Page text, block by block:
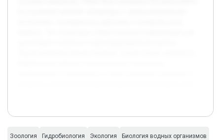
Зоология Гидробиология Экология Биология водных организмов